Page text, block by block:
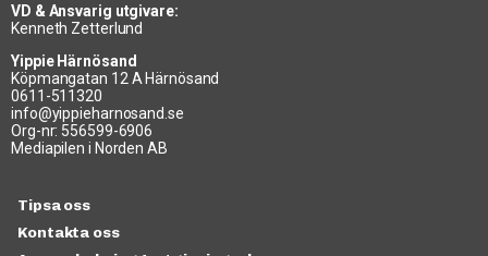
VD & Ansvarig utgivare:
Kenneth Zetterlund
Yippie Härnösand
Köpmangatan 12 A Härnösand
0611-511320
info@yippieharnosand.se
Org-nr: 556599-6906
Mediapilen i Norden AB
Tipsa oss
Kontakta oss